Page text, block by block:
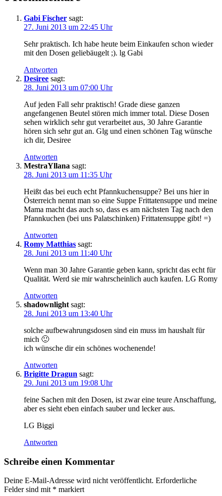
Gabi Fischer sagt:
27. Juni 2013 um 22:45 Uhr
Sehr praktisch. Ich habe heute beim Einkaufen schon wieder
mit den Dosen geliebäugelt ;). lg Gabi
Antworten
Desiree sagt:
28. Juni 2013 um 07:00 Uhr
Auf jeden Fall sehr praktisch! Grade diese ganzen
angefangenen Beutel stören mich immer total. Diese Dosen
sehen wirklich sehr gut verarbeitet aus, 30 Jahre Garantie
hören sich sehr gut an. Glg und einen schönen Tag wünsche
ich dir, Desiree
Antworten
MestraYllana sagt:
28. Juni 2013 um 11:35 Uhr
Heißt das bei euch echt Pfannkuchensuppe? Bei uns hier in
Österreich nennt man so eine Suppe Frittatensuppe und meine
Mama macht das auch so, dass es am nächsten Tag nach den
Pfannkuchen (bei uns Palatschinken) Frittatensuppe gibt! =)
Antworten
Romy Matthias sagt:
28. Juni 2013 um 11:40 Uhr
Wenn man 30 Jahre Garantie geben kann, spricht das echt für
Qualität. Werd sie mir wahrscheinlich auch kaufen. LG Romy
Antworten
shadownlight sagt:
28. Juni 2013 um 13:40 Uhr
solche aufbewahrungsdosen sind ein muss im haushalt für
mich 🙂
ich wünsche dir ein schönes wochenende!
Antworten
Brigitte Dragun sagt:
29. Juni 2013 um 19:08 Uhr
feine Sachen mit den Dosen, ist zwar eine teure Anschaffung,
aber es sieht eben einfach sauber und lecker aus.
LG Biggi
Antworten
Schreibe einen Kommentar
Deine E-Mail-Adresse wird nicht veröffentlicht. Erforderliche
Felder sind mit * markiert